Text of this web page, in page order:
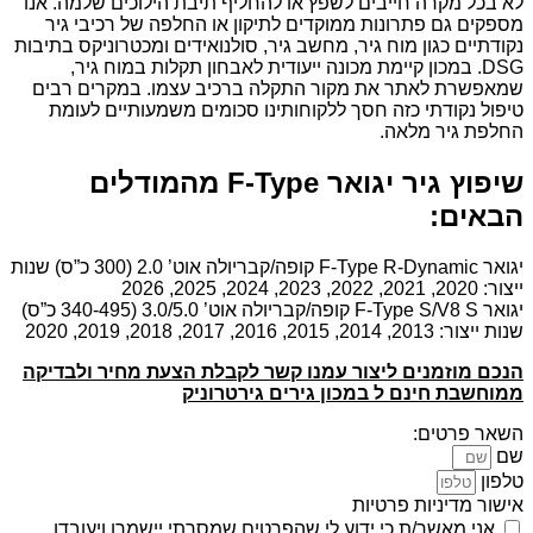
מספקים גם פתרונות ממוקדים לתיקון או החלפה של רכיבי גיר
נקודתיים כגון מוח גיר, מחשב גיר, סולנואידים ומכטרוניקס בתיבות
DSG. במכון קיימת מכונה ייעודית לאבחון תקלות במוח גיר,
שמאפשרת לאתר את מקור התקלה ברכיב עצמו. במקרים רבים
טיפול נקודתי כזה חסך ללקוחותינו סכומים משמעותיים לעומת
החלפת גיר מלאה.
שיפוץ גיר יגואר F-Type מהמודלים
הבאים:
יגואר F-Type R-Dynamic קופה/קבריולה אוט’ 2.0 (300 כ”ס) שנות
ייצור: 2020, 2021, 2022, 2023, 2024, 2025, 2026
יגואר F-Type S/V8 S קופה/קבריולה אוט’ 3.0/5.0 (340-495 כ”ס)
שנות ייצור: 2013, 2014, 2015, 2016, 2017, 2018, 2019, 2020
הנכם מוזמנים ליצור עמנו קשר לקבלת הצעת מחיר ולבדיקה
ממוחשבת חינם ל במכון גירים גירטרוניק
השאר פרטים:
שם
טלפון
אישור מדיניות פרטיות
אני מאשר/ת כי ידוע לי שהפרטים שמסרתי יישמרו ויעובדו